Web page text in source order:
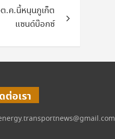
ต.ค.นี้หนุนภูเก็ต
แซนด์บ๊อกซ์
ต่อเรา